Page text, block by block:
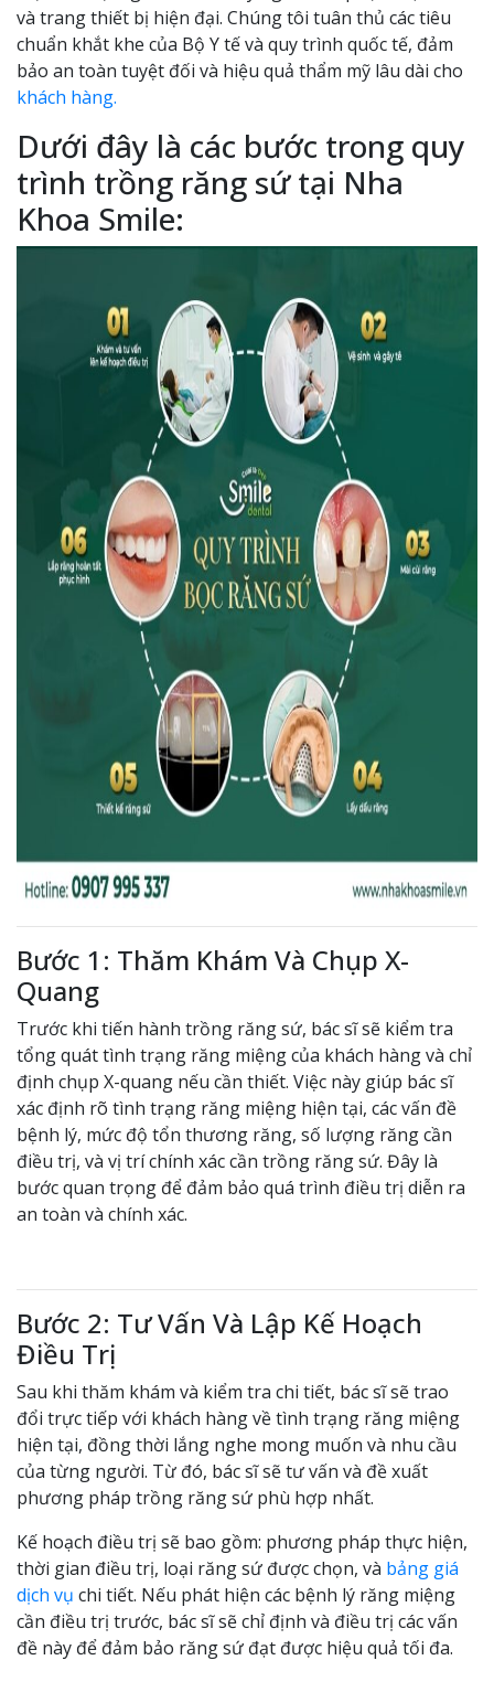
và trang thiết bị hiện đại. Chúng tôi tuân thủ các tiêu
chuẩn khắt khe của Bộ Y tế và quy trình quốc tế, đảm
bảo an toàn tuyệt đối và hiệu quả thẩm mỹ lâu dài cho
khách hàng.
Dưới đây là các bước trong quy
trình trồng răng sứ tại Nha
Khoa Smile:
Bước 1: Thăm Khám Và Chụp X-
Quang
Trước khi tiến hành trồng răng sứ, bác sĩ sẽ kiểm tra
tổng quát tình trạng răng miệng của khách hàng và chỉ
định chụp X-quang nếu cần thiết. Việc này giúp bác sĩ
xác định rõ tình trạng răng miệng hiện tại, các vấn đề
bệnh lý, mức độ tổn thương răng, số lượng răng cần
điều trị, và vị trí chính xác cần trồng răng sứ. Đây là
bước quan trọng để đảm bảo quá trình điều trị diễn ra
an toàn và chính xác.
Bước 2: Tư Vấn Và Lập Kế Hoạch
Điều Trị
Sau khi thăm khám và kiểm tra chi tiết, bác sĩ sẽ trao
đổi trực tiếp với khách hàng về tình trạng răng miệng
hiện tại, đồng thời lắng nghe mong muốn và nhu cầu
của từng người. Từ đó, bác sĩ sẽ tư vấn và đề xuất
phương pháp trồng răng sứ phù hợp nhất.
Kế hoạch điều trị sẽ bao gồm: phương pháp thực hiện,
thời gian điều trị, loại răng sứ được chọn, và bảng giá
dịch vụ chi tiết. Nếu phát hiện các bệnh lý răng miệng
cần điều trị trước, bác sĩ sẽ chỉ định và điều trị các vấn
đề này để đảm bảo răng sứ đạt được hiệu quả tối đa.